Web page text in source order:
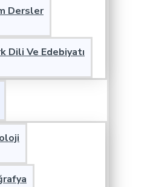
Dersler
Dili Ve Edebiyatı